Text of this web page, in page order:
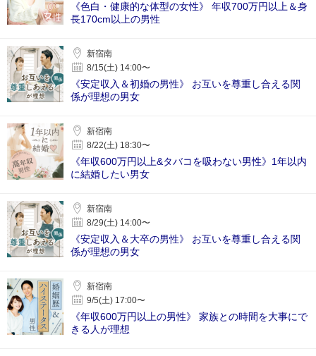
《色白・健康的な体型の女性》 年収700万円以上＆身
長170cm以上の男性
新宿南
8/15(土) 14:00〜
《安定収入＆初婚の男性》 お互いを尊重し合える関
係が理想の男女
新宿南
8/22(土) 18:30〜
《年収600万円以上&タバコを吸わない男性》1年以内
に結婚したい男女
新宿南
8/29(土) 14:00〜
《安定収入＆大卒の男性》 お互いを尊重し合える関
係が理想の男女
新宿南
9/5(土) 17:00〜
《年収600万円以上の男性》 家族との時間を大事にで
きる人が理想